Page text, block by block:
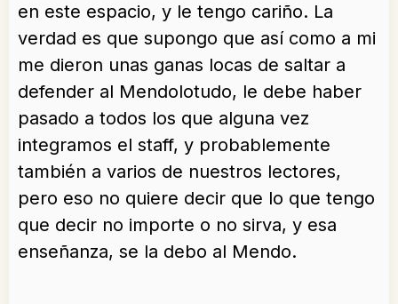
en este espacio, y le tengo cariño. La
verdad es que supongo que así como a mi
me dieron unas ganas locas de saltar a
defender al Mendolotudo, le debe haber
pasado a todos los que alguna vez
integramos el staff, y probablemente
también a varios de nuestros lectores,
pero eso no quiere decir que lo que tengo
que decir no importe o no sirva, y esa
enseñanza, se la debo al Mendo.